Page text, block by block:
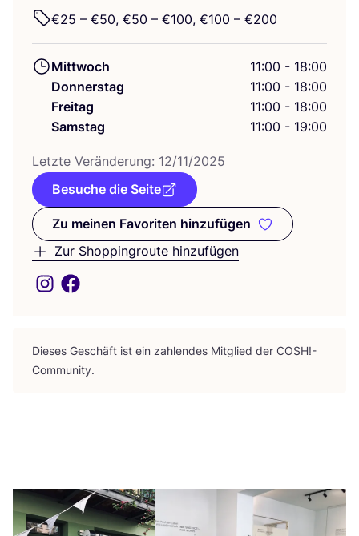
€25 – €50, €50 – €100, €100 – €200
Mittwoch
11:00 - 18:00
Donnerstag
11:00 - 18:00
Freitag
11:00 - 18:00
Samstag
11:00 - 19:00
Letz­te Ver­än­de­rung: 12/11/2025
Besuche die Seite
Zu meinen Favoriten hinzufügen
Zu meinen Favoriten
Zur Shoppingroute hinzufügen
Die­ses Geschäft ist ein zah­len­des Mit­glied der COSH!-
Community.